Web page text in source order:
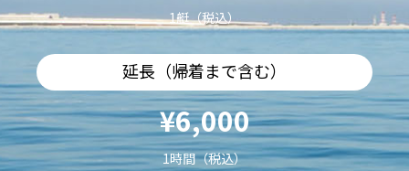
1艇（税込）
延長（帰着まで含む）
¥6,000
1時間（税込）